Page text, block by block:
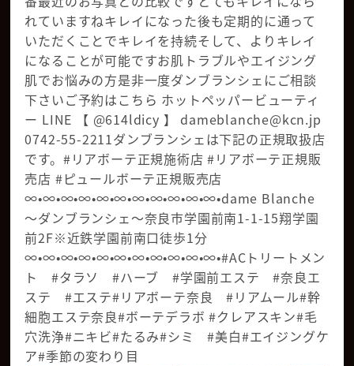
れていますねキレイになった後も定期的に通って
いただくことでキレイを持続そして、よりキレイ
になることが可能ですお肌トラブルやエイジング
肌でお悩みの方是非一度ダンブランシェにご相談
下さいご予約はこちら️️️️️ ホットペッパービューティ
ー LINE 【 @614ldicy 】 dameblanche@kcn.jp
0742-55-2211ダンブランシェは下記の正規取扱店
です。#リアボーテ正規施術店 #リアボーテ正規販
売店 #ピュールボーテ正規販売店
∞•∞•∞•∞•∞•∞•∞•∞•∞•∞•∞•dame Blanche
〜ダンブランシェ〜奈良市学園前南1-1-15翔学園
前2F※近鉄学園前南口徒歩1分
∞•∞•∞•∞•∞•∞•∞•∞•∞•∞•∞•#ACトリートメン
ト #タラソ #ハーブ #学園前エステ #奈良エ
ステ #エステ#リアボーテ奈良 #リアムール#幹
細胞エステ奈良#ボーテデラボ #クレアスキン#毛
穴洗浄#ニキビ#たるみ#シミ #美白#エイジングケ
ア#季節の変わり目